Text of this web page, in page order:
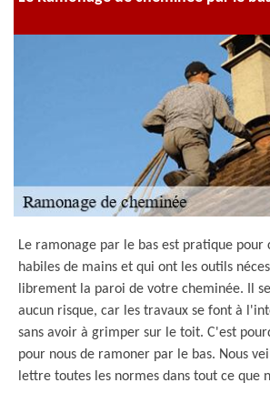
Le ramonage par le bas est pratique pour
habiles de mains et qui ont les outils
librement la paroi de votre cheminée. Il
aucun risque, car les travaux se font à
sans avoir à grimper sur le toit. C'est
pour nous de ramoner par le bas. Nous
lettre toutes les normes dans tout ce que